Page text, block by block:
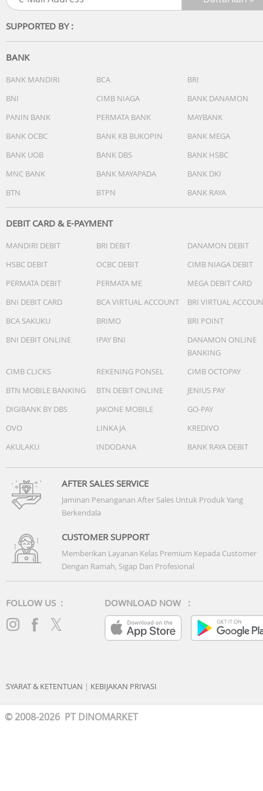
Analog: 2 jarum (jam, menit (jarum bergerak setiap 20
detik))
Digital: Jam, menit, detik, pm, bulan, tanggal, hari
Akurasi: ±30 detik per bulan
SUPPORTED BY :
BANK
BANK MANDIRI BCA
BRI
BNI
CIMB NIAGA
BANK DANAMON
PANIN BANK
PERMATA BANK
MAYBANK
BANK OCBC
BANK KB BUKOPIN
BANK MEGA
BANK UOB
BANK DBS
BANK HSBC
MNC BANK
BANK MAYAPADA
BANK DKI
BTN
BTPN BANK RAYA
DEBIT CARD & E-PAYMENT
MANDIRI DEBIT BRI DEBIT
DANAMON DEBIT
HSBC DEBIT
OCBC DEBIT
CIMB NIAGA DEBIT
PERMATA DEBIT
PERMATA ME
MEGA DEBIT CARD
BNI DEBIT CARD
BCA VIRTUAL ACCOUNT
BRI VIRTUAL
BCA SAKUKU
BRIMO
BRI POINT
BNI DEBIT ONLINE
IPAY BNI
DANAMON ONLINE
BANKING
CIMB CLICKS
REKENING PONSEL
CIMB OCTOPAY
BTN MOBILE BANKING
BTN DEBIT ONLINE
JENIUS PAY
DIGIBANK BY DBS
JAKONE MOBILE
GO-PAY
OVO
LINKAJA
KREDIVO
AKULAKU
INDODANA BANK RAYA DEBIT
AFTER SALES SERVICE
Jaminan Penanganan After Sales Untuk Produk Yang
Berkendala
CUSTOMER SUPPORT
Memberikan Layanan Kelas Premium Kepada Customer
Dengan Ramah, Sigap Dan Profesional
FOLLOW US : DOWNLOAD NOW :
SYARAT & KETENTUAN | KEBIJAKAN PRIVASI
© 2008-2026 PT DINOMARKET